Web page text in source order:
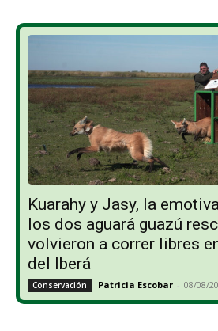
Kuarahy y Jasy, la
los dos aguará guazú
volvieron a correr libres
del Iberá
Conservación Patricia Escobar - 08/08/